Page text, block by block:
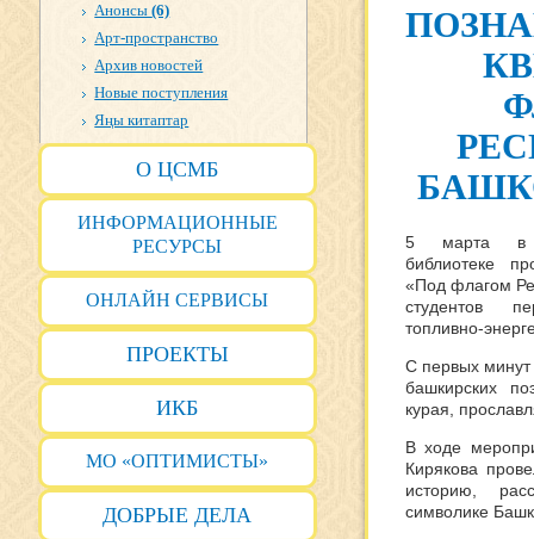
Анонсы(6)
Арт-пространство
Архив новостей
Новые поступления
Яңы китаптар
О ЦСМБ
ИНФОРМАЦИОННЫЕ
РЕСУРСЫ
ОНЛАЙН СЕРВИСЫ
ПРОЕКТЫ
ИКБ
МО «ОПТИМИСТЫ»
ДОБРЫЕ ДЕЛА
5 марта в
библиотеке
«Под флагом
студентов
топливно-
С первых минут
башкирских
курая,
В ходе
Кирякова
историю,
символике